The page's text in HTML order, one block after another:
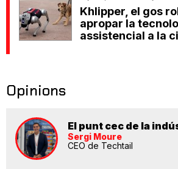
Khlipper, el gos
apropar la
assistencial a la
Opinions
El punt cec de la
Sergi Moure
CEO de Techtail